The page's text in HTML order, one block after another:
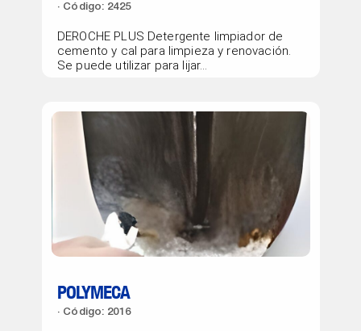
Código: 2425
DEROCHE PLUS Detergente limpiador de
cemento y cal para limpieza y renovación.
Se puede utilizar para lijar...
POLYMECA
Código: 2016